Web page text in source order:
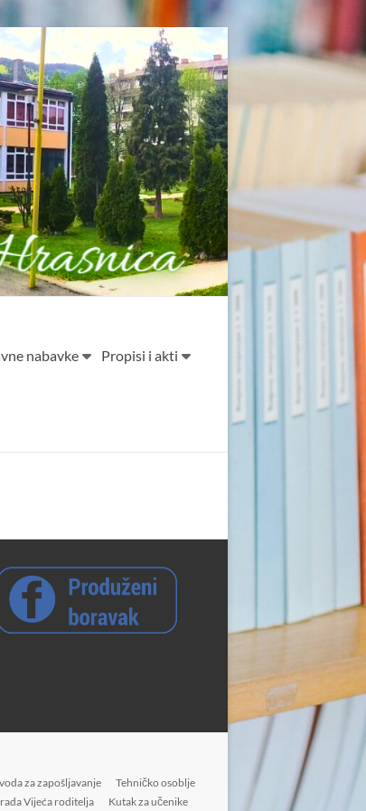
nabavke
Propisi i akti
za zapošljavanje
Tehničko osoblje
Vijeća roditelja Kutak za učenike